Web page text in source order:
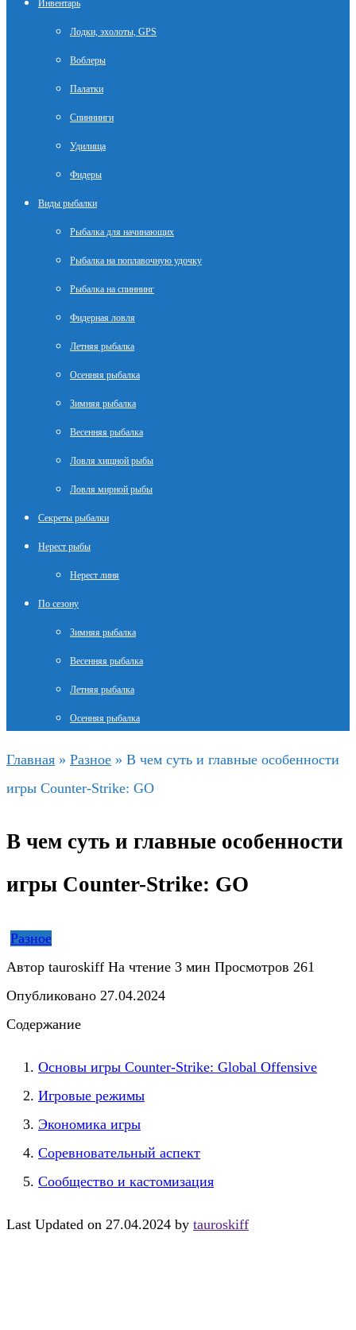
Инвентарь
Лодки, эхолоты, GPS
Воблеры
Палатки
Спиннинги
Удилища
Фидеры
Виды рыбалки
Рыбалка для начинающих
Рыбалка на поплавочную удочку
Рыбалка на спиннинг
Фидерная ловля
Летняя рыбалка
Осенняя рыбалка
Зимняя рыбалка
Весенняя рыбалка
Ловля хищной рыбы
Ловля мирной рыбы
Секреты рыбалки
Нерест рыбы
Нерест линя
По сезону
Зимняя рыбалка
Весенняя рыбалка
Летняя рыбалка
Осенняя рыбалка
Главная » Разное » В чем суть и главные особенности
игры Counter-Strike: GO
В чем суть и главные особенности
игры Counter-Strike: GO
Разное
Автор tauroskiff На чтение 3 мин Просмотров 261
Опубликовано 27.04.2024
Содержание
Основы игры Counter-Strike: Global Offensive
Игровые режимы
Экономика игры
Соревновательный аспект
Сообщество и кастомизация
Last Updated on 27.04.2024 by tauroskiff